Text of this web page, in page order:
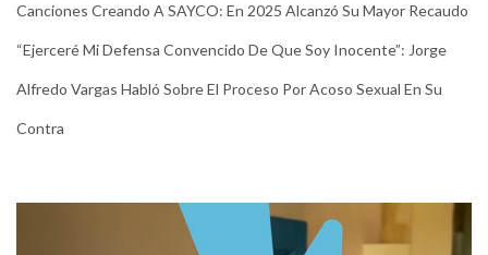
Canciones Creando A SAYCO: En 2025 Alcanzó Su Mayor Recaudo
“Ejerceré Mi Defensa Convencido De Que Soy Inocente”: Jorge
Alfredo Vargas Habló Sobre El Proceso Por Acoso Sexual En Su
Contra